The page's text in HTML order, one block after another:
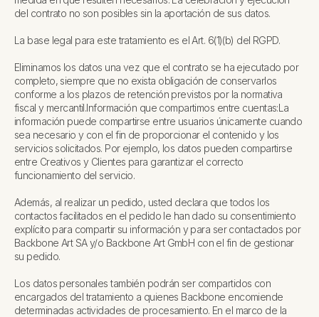
del contrato no son posibles sin la aportación de sus datos.
La base legal para este tratamiento es el Art. 6(1)(b) del RGPD.
Eliminamos los datos una vez que el contrato se ha ejecutado por
completo, siempre que no exista obligación de conservarlos
conforme a los plazos de retención previstos por la normativa
fiscal y mercantil.Información que compartimos entre cuentas:La
información puede compartirse entre usuarios únicamente cuando
sea necesario y con el fin de proporcionar el contenido y los
servicios solicitados. Por ejemplo, los datos pueden compartirse
entre Creativos y Clientes para garantizar el correcto
funcionamiento del servicio.
Además, al realizar un pedido, usted declara que todos los
contactos facilitados en el pedido le han dado su consentimiento
explícito para compartir su información y para ser contactados por
Backbone Art SA y/o Backbone Art GmbH con el fin de gestionar
su pedido.
Los datos personales también podrán ser compartidos con
encargados del tratamiento a quienes Backbone encomiende
determinadas actividades de procesamiento. En el marco de la